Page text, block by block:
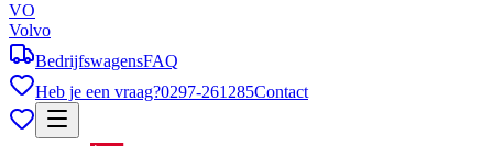
VO
Volvo
BedrijfswagensFAQ
Heb je een vraag?0297-261285Contact